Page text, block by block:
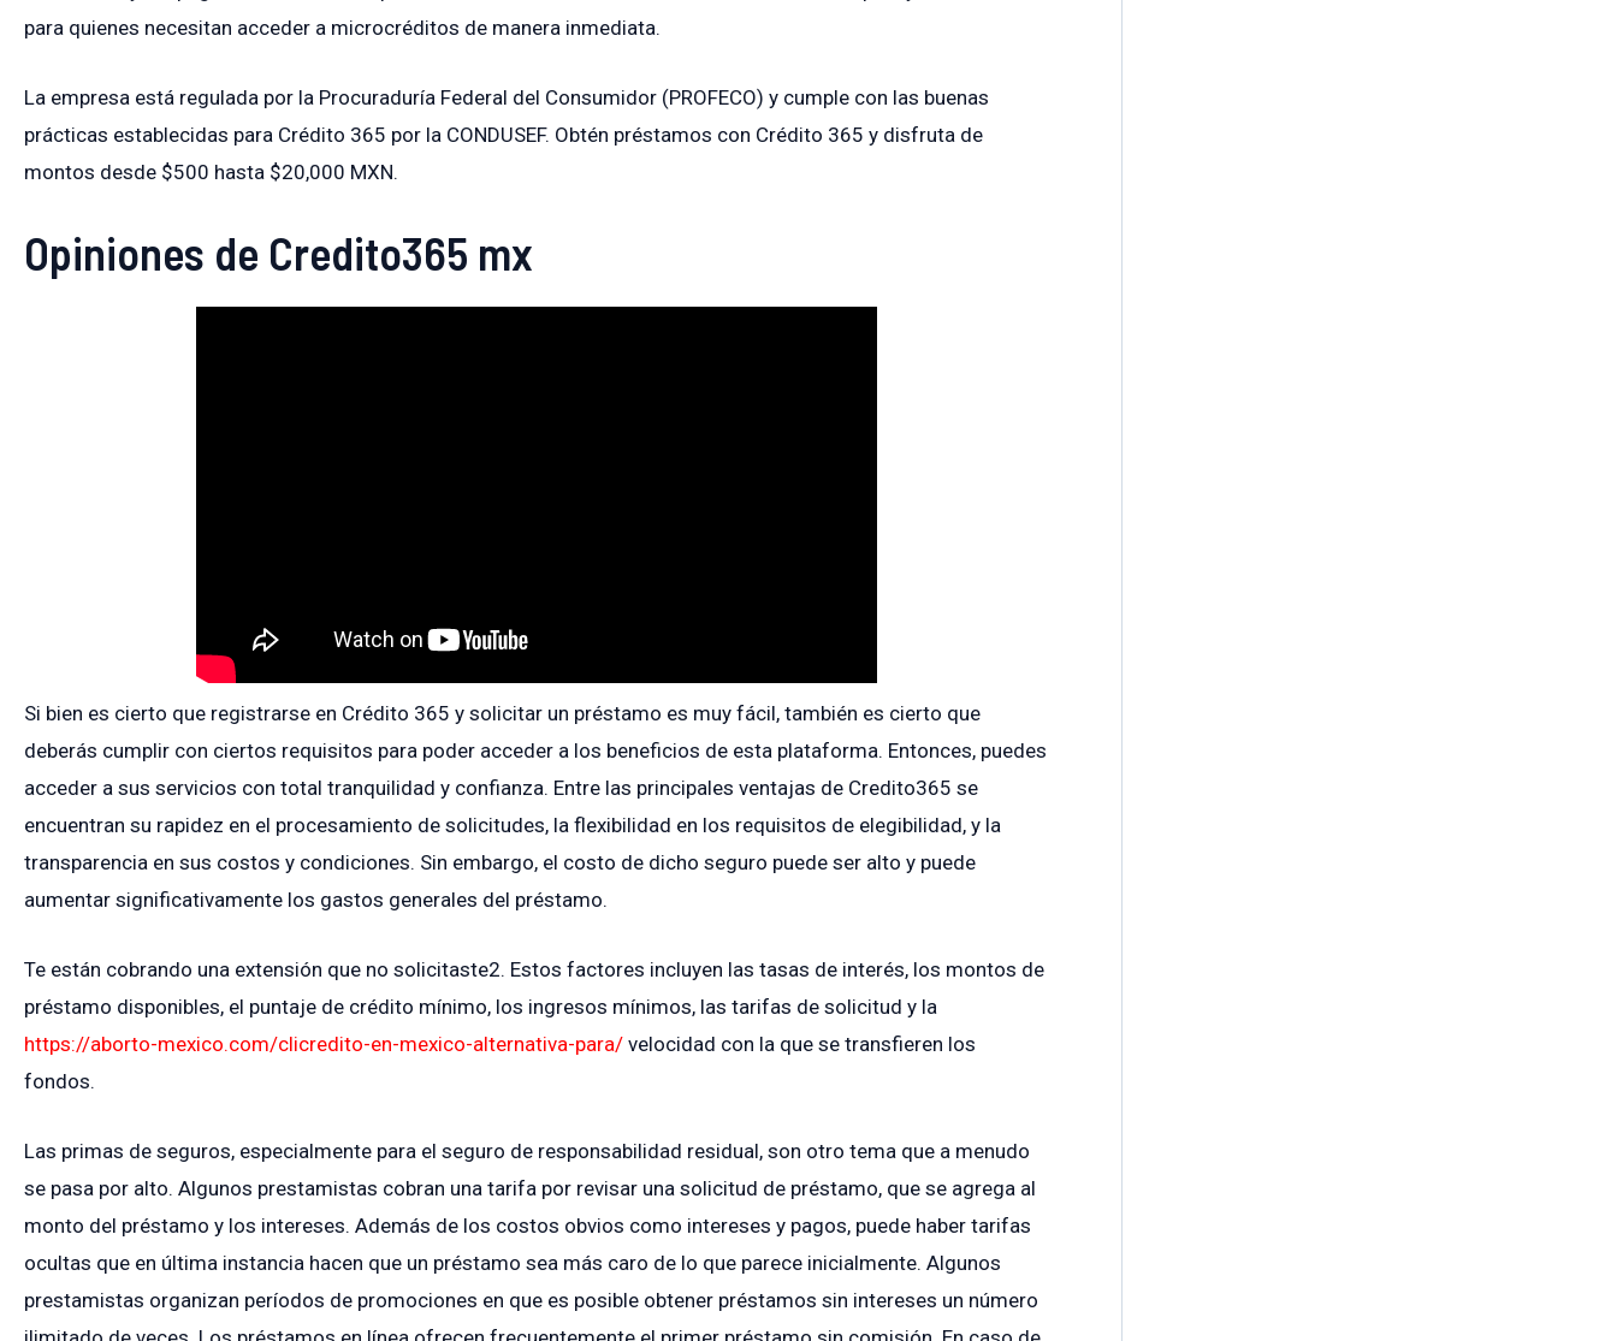
para quienes necesitan acceder a microcréditos de manera inmediata.
La empresa está regulada por la Procuraduría Federal del Consumidor (PROFECO) y cumple con las buenas
prácticas establecidas para Crédito 365 por la CONDUSEF. Obtén préstamos con Crédito 365 y disfruta de
montos desde $500 hasta $20,000 MXN.
Opiniones de Credito365 mx
Si bien es cierto que registrarse en Crédito 365 y solicitar un préstamo es muy fácil, también es cierto que
deberás cumplir con ciertos requisitos para poder acceder a los beneficios de esta plataforma. Entonces, puedes
acceder a sus servicios con total tranquilidad y confianza. Entre las principales ventajas de Credito365 se
encuentran su rapidez en el procesamiento de solicitudes, la flexibilidad en los requisitos de elegibilidad, y la
transparencia en sus costos y condiciones. Sin embargo, el costo de dicho seguro puede ser alto y puede
aumentar significativamente los gastos generales del préstamo.
Te están cobrando una extensión que no solicitaste2. Estos factores incluyen las tasas de interés, los montos de
préstamo disponibles, el puntaje de crédito mínimo, los ingresos mínimos, las tarifas de solicitud y la
https://aborto-mexico.com/clicredito-en-mexico-alternativa-para/ velocidad con la que se transfieren los
fondos.
Las primas de seguros, especialmente para el seguro de responsabilidad residual, son otro tema que a menudo
se pasa por alto. Algunos prestamistas cobran una tarifa por revisar una solicitud de préstamo, que se agrega al
monto del préstamo y los intereses. Además de los costos obvios como intereses y pagos, puede haber tarifas
ocultas que en última instancia hacen que un préstamo sea más caro de lo que parece inicialmente. Algunos
prestamistas organizan períodos de promociones en que es posible obtener préstamos sin intereses un número